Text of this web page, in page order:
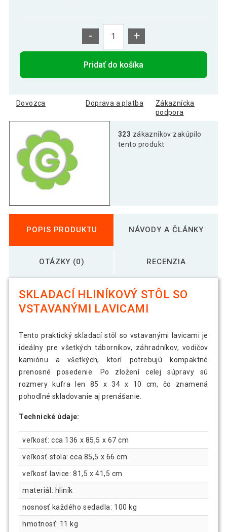
- +
Pridať do košíka
Dovozca Doprava a platba
Zákaznícka
podpora
323 zákazníkov zakúpilo
tento produkt
POPIS PRODUKTU NÁVODY A ČLÁNKY
OTÁZKY (0) RECENZIA
SKLADACÍ HLINÍKOVÝ STÔL SO
VSTAVANÝMI LAVICAMI
Tento praktický skladací stôl so vstavanými lavicami je
ideálny pre všetkých táborníkov, záhradníkov, vodičov
kamiónu a všetkých, ktorí potrebujú kompaktné
prenosné posedenie. Po zložení celej súpravy sú
rozmery kufra len 85 x 34 x 10 cm, čo znamená
pohodlné skladovanie aj prenášanie.
Technické údaje:
veľkosť: cca 136 x 85,5 x 67 cm
veľkosť stola: cca 85,5 x 66 cm
veľkosť lavice: 81,5 x 41,5 cm
materiál: hliník
nosnosť každého sedadla: 100 kg
hmotnosť: 11 kg